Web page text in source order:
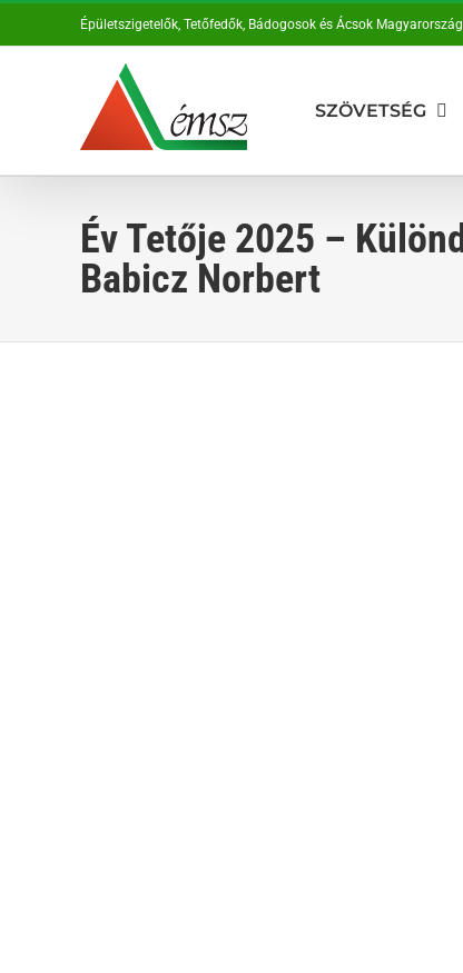
Épületszigetelők, Tetőfedők, Bádogosok és Ácsok
SZÖVETSÉG
Év Tetője 2025 –
Babicz Norbert